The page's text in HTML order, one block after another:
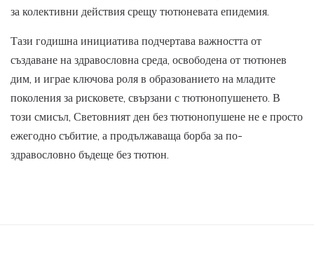
за колективни действия срещу тютюневата епидемия.
Тази годишна инициатива подчертава важността от
създаване на здравословна среда, освободена от тютюнев
дим, и играе ключова роля в образованието на младите
поколения за рисковете, свързани с тютюнопушенето. В
този смисъл, Световният ден без тютюнопушене не е просто
ежегодно събитие, а продължаваща борба за по-
здравословно бъдеще без тютюн.